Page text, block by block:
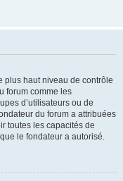
plus haut niveau de contrôle
forum comme les
d’utilisateurs ou de
du forum a attribuées
toutes les capacités de
le fondateur a autorisé.